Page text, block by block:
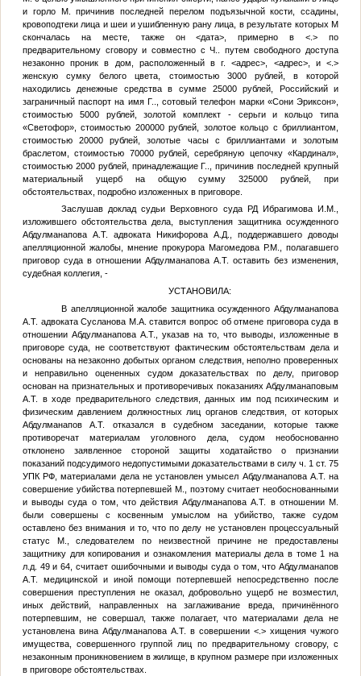
и горло М.
причинив последней перелом подъязычной кости, ссадины,
кровоподтеки лица и шеи и ушибленную рану лица, в результате которыхМ
скончалась на месте, также он<дата> , примерно в<.> по
предварительному сговору и совместно сЧ.
. путем свободного доступа
незаконно проник в дом, расположенный в г.<адрес> <адрес>, и<.>
женскую сумку белого цвета, стоимостью 3000 рублей, в которой
находились денежные средства в сумме 25000 рублей, Российский и
заграничный паспорт на имя Г.
., сотовый телефон марки «Сони Эриксон»,
стоимостью 5000 рублей, золотой комплект - серьги и кольцо типа
«Светофор», стоимостью 200000 рублей, золотое кольцо с бриллиантом,
стоимостью 20000 рублей, золотые часы с бриллиантами и золотым
браслетом, стоимостью 70000 рублей, серебряную цепочку «Кардинал»,
стоимостью 2000 рублей, принадлежащиеГ.
., причинив последней крупный
материальный ущерб на общую сумму 325000 рублей, при
обстоятельствах, подробно изложенных в приговоре.
Заслушав доклад судьи Верховного суда РД Ибрагимова И.М.,
изложившего обстоятельства дела, выступления защитника осужденного
Абдулманапова А.Т. адвоката Никифорова А.Д., поддержавшего доводы
апелляционной жалобы, мнение прокурора Магомедова Р.М., полагавшего
приговор суда в отношении Абдулманапова А.Т. оставить без изменения,
судебная коллегия, -
УСТАНОВИЛА:
В апелляционной жалобе защитника осужденного Абдулманапова
А.Т. адвоката Сусланова М.А. ставится вопрос об отмене приговора суда в
отношении Абдулманапова А.Т., указав на то, что выводы, изложенные в
приговоре суда, не соответствуют фактическим обстоятельствам дела и
основаны на незаконно добытых органом следствия, неполно проверенных
и неправильно оцененных судом доказательствах по делу, приговор
основан на признательных и противоречивых показаниях Абдулманаповым
А.Т. в ходе предварительного следствия, данных им под психическим и
физическим давлением должностных лиц органов следствия, от которых
Абдулманапов А.Т. отказался в судебном заседании, которые также
противоречат материалам уголовного дела, судом необоснованно
отклонено заявленное стороной защиты ходатайство о признании
показаний подсудимого недопустимыми доказательствами в силу ч. 1 ст. 75
УПК РФ, материалами дела не установлен умысел Абдулманапова А.Т. на
совершение убийства потерпевшей М ., поэтому считает необоснованными
и выводы суда о том, что действия Абдулманапова А.Т. в отношенииМ
были совершены с косвенным умыслом на убийство, также судом
оставлено без внимания и то, что по делу не установлен процессуальный
статус М.
, следователем по неизвестной причине не предоставлены
защитнику для копирования и ознакомления материалы дела в томе 1 на
л.д. 49 и 64, считает ошибочными и выводы суда о том, что Абдулманапов
А.Т. медицинской и иной помощи потерпевшей непосредственно после
совершения преступления не оказал, добровольно ущерб не возместил,
иных действий, направленных на заглаживание вреда, причинённого
потерпевшим, не совершал, также полагает, что материалами дела не
установлена вина Абдулманапова А.Т. в совершении<.> хищения чужого
имущества, совершенного группой лиц по предварительному сговору, с
незаконным проникновением в жилище, в крупном размере при изложенных
в приговоре обстоятельствах.